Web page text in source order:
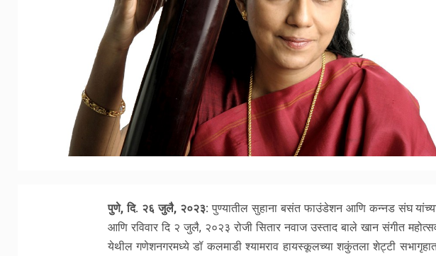
पुणे, दि. २६जुलै, २०२३: पुण्यातील सुहाना बसंत फाउंडेशन आणि कन्नड संघ
आणि रविवार दि २ जुलै, २०२३ रोजी सितार नवाज उस्ताद बाले खान संगीत
येथील गणेशनगरमध्ये डॉ कलमाडी श्यामराव हायस्कूलच्या शकुंतला शेट्टी